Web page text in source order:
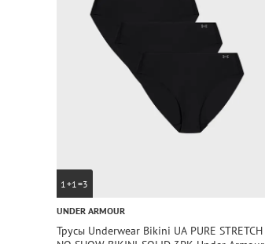
1+1=3
UNDER ARMOUR
Трусы Underwear Bikini UA PURE STRETCH